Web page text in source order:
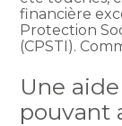
financière
Protection
(CPSTI).
Une
pouvant